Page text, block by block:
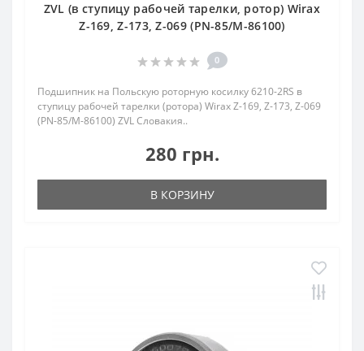
ZVL (в ступицу рабочей тарелки, ротор) Wirax
Z-169, Z-173, Z-069 (PN-85/M-86100)
0
Подшипник на Польскую роторную косилку 6210-2RS в
ступицу рабочей тарелки (ротора) Wirax Z-169, Z-173, Z-069
(PN-85/M-86100) ZVL Словакия..
280 грн.
В КОРЗИНУ